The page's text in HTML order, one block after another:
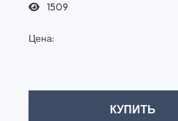
1509
Цена:
КУПИТЬ